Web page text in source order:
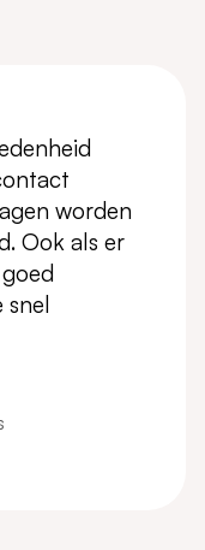
worden
Ook als er
snel